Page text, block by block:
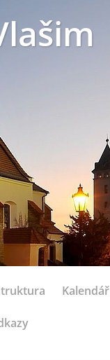
Kalendář